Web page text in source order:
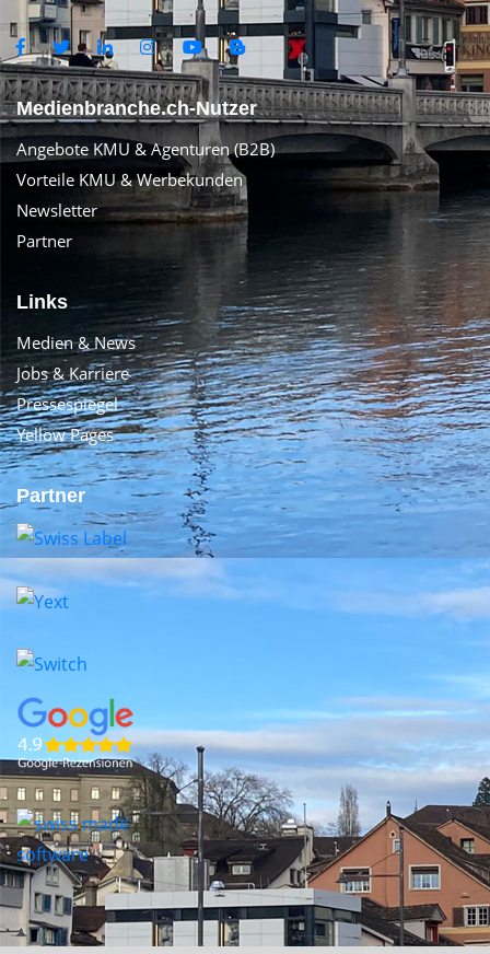
Medienbranche.ch-Nutzer
Angebote KMU & Agenturen (B2B)
Vorteile KMU & Werbekunden
Newsletter
Partner
Links
Medien & News
Jobs & Karriere
Pressespiegel
Yellow Pages
Partner